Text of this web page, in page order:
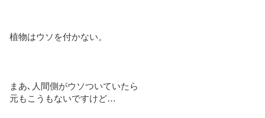
植物はウソを付かない。
まあ､人間側がウソついていたら
元もこうもないですけど…